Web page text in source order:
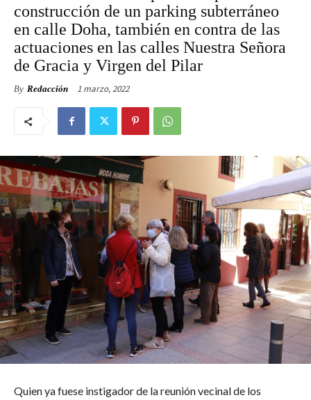
construcción de un parking subterráneo
en calle Doha, también en contra de las
actuaciones en las calles Nuestra Señora
de Gracia y Virgen del Pilar
By Redacción 1 marzo, 2022
Quien ya fuese instigador de la reunión vecinal de los